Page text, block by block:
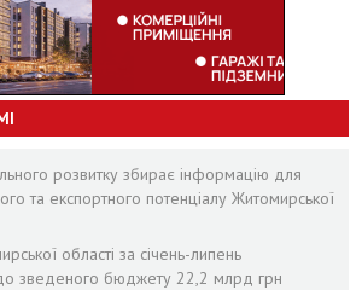
розвитку збирає інформацію для
та експортного потенціалу Житомирської
області за січень-липень
зведеного бюджету 22,2 млрд грн